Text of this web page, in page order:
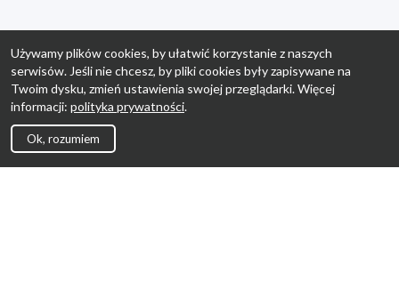
Używamy plików cookies, by ułatwić korzystanie z naszych
serwisów. Jeśli nie chcesz, by pliki cookies były zapisywane na
Twoim dysku, zmień ustawienia swojej przeglądarki. Więcej
informacji: polityka prywatności.
Ok, rozumiem